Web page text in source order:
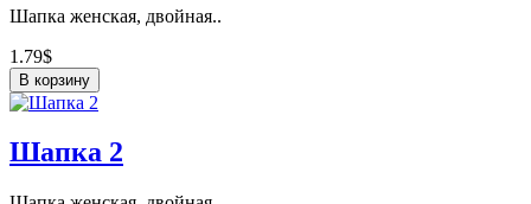
Шапка женская, двойная..
1.79$
В корзину
Шапка 2